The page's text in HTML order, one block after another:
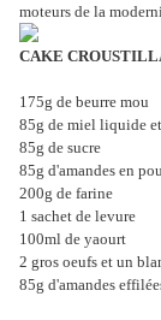
moteurs de la
CAKE
175g de beurre mou
85g de miel liquide
85g de sucre
85g d'amandes en
200g de farine
1 sachet de levure
100ml de yaourt
2 gros oeufs et un
85g d'amandes